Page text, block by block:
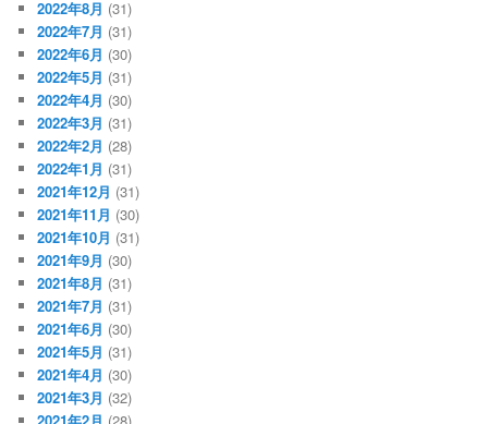
2022年8月 (31)
2022年7月 (31)
2022年6月 (30)
2022年5月 (31)
2022年4月 (30)
2022年3月 (31)
2022年2月 (28)
2022年1月 (31)
2021年12月 (31)
2021年11月 (30)
2021年10月 (31)
2021年9月 (30)
2021年8月 (31)
2021年7月 (31)
2021年6月 (30)
2021年5月 (31)
2021年4月 (30)
2021年3月 (32)
2021年2月 (28)